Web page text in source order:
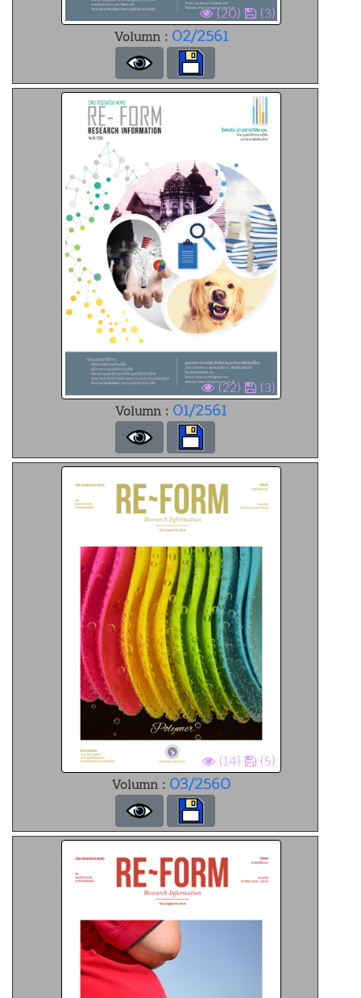
(20)
(3)
Volumn : 02/2561
(22)
(3)
Volumn : 01/2561
(14)
(5)
Volumn : 03/2560